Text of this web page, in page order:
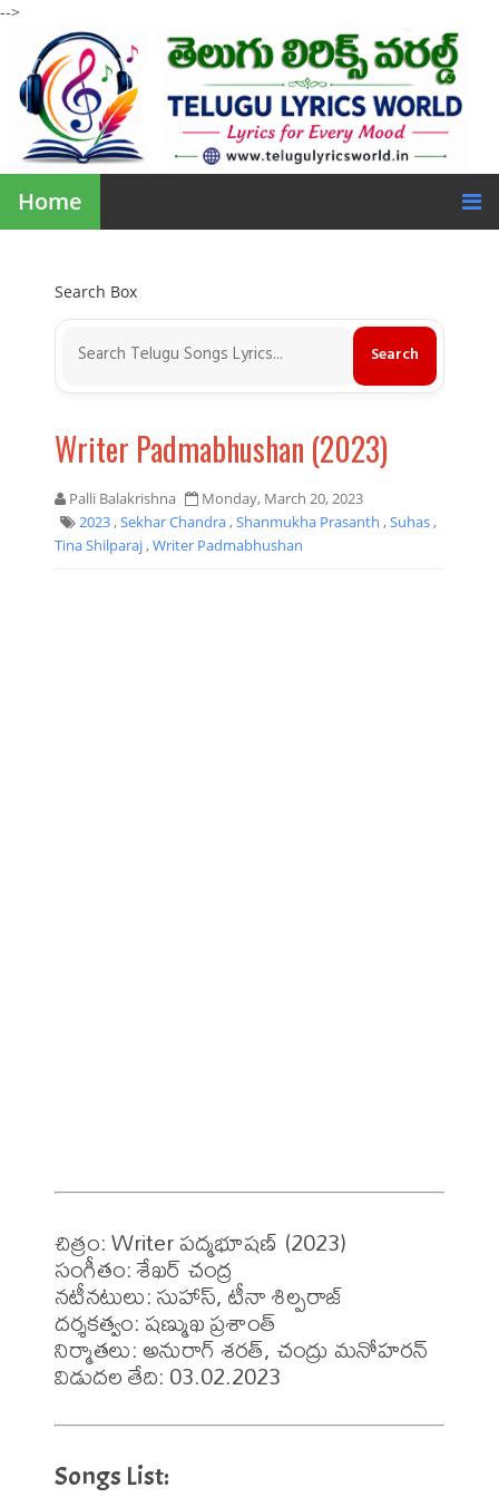
-->
Home
Search Box
Writer Padmabhushan (2023)
Palli Balakrishna
Monday, March 20, 2023
2023,Sekhar Chandra,Shanmukha Prasanth ,Suhas,
Tina Shilparaj,Writer Padmabhushan
చిత్రం: Writer పద్మభూషణ్ (2023)
సంగీతం: శేఖర్ చంద్ర
నటీనటులు: సుహాస్, టీనా శిల్పరాజ్
దర్శకత్వం: షణ్ముఖ ప్రశాంత్
నిర్మాతలు: అనురాగ్ శరత్, చంద్రు మనోహరన్
విడుదల తేది: 03.02.2023